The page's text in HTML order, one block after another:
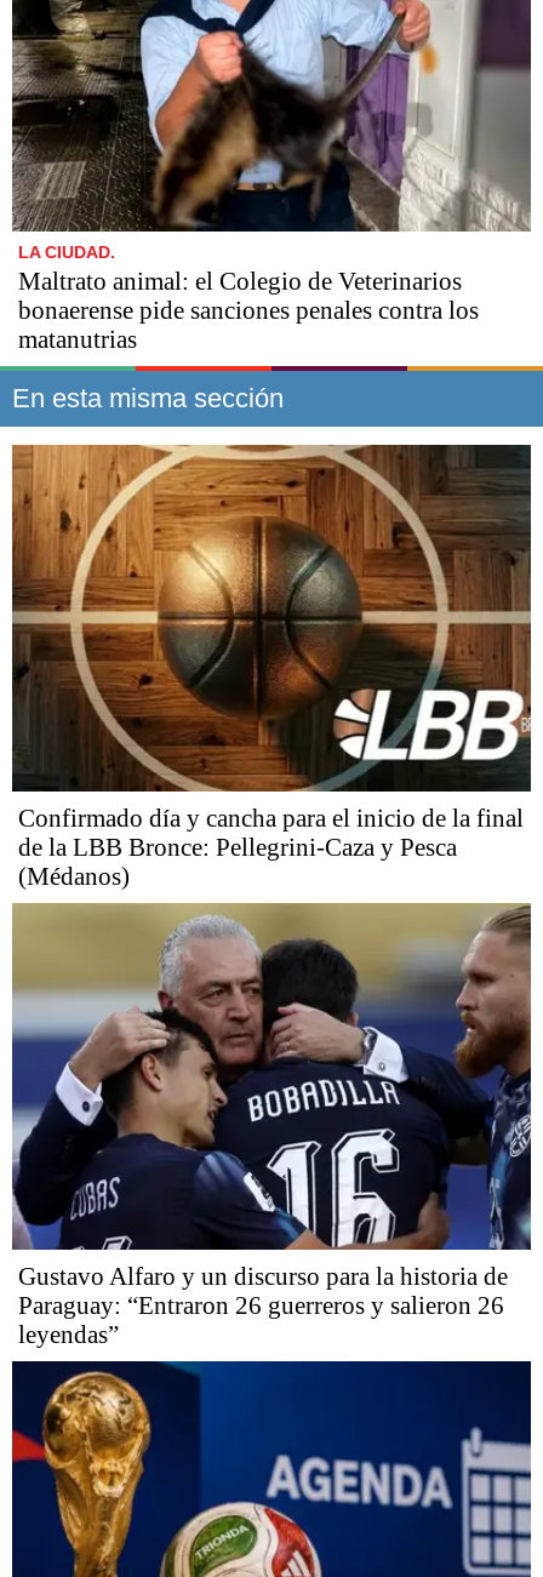
LA CIUDAD.
Maltrato animal: el Colegio de Veterinarios
bonaerense pide sanciones penales contra los
matanutrias
En esta misma sección
Confirmado día y cancha para el inicio de la final
de la LBB Bronce: Pellegrini-Caza y Pesca
(Médanos)
Gustavo Alfaro y un discurso para la historia de
Paraguay: “Entraron 26 guerreros y salieron 26
leyendas”